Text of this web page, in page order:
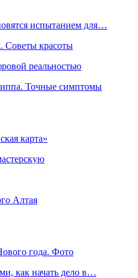
испытанием для…
Советы красоты
реальностью
Точные симптомы
карта»
Алтая
года. Фото
как начать дело в…